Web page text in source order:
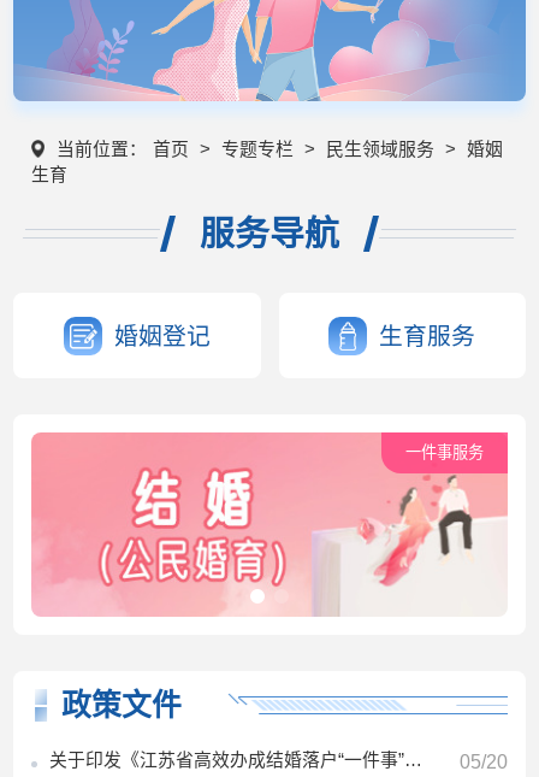
当前位置： 首页 > 专题专栏 > 民生领域服务 >
婚姻
生育
服务导航
婚姻登记 生育服务
一件事服务
政策文件
关于印发《江苏省高效办成结婚落户“一件事”实施方案》的通知 05/20